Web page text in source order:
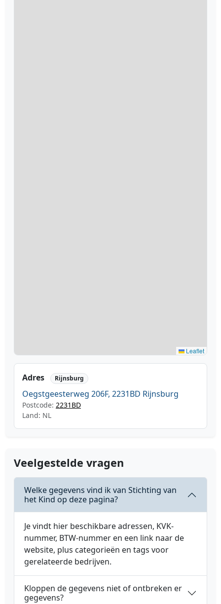
Leaflet
Adres Rijnsburg
Oegstgeesterweg 206F, 2231BD Rijnsburg
Postcode: 2231BD
Land: NL
Veelgestelde vragen
Welke gegevens vind ik van Stichting van
het Kind op deze pagina?
Je vindt hier beschikbare adressen, KVK-
nummer, BTW-nummer en een link naar de
website, plus categorieën en tags voor
gerelateerde bedrijven.
Kloppen de gegevens niet of ontbreken er
gegevens?